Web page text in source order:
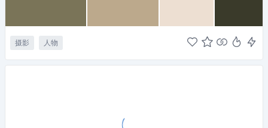
摄影 人物